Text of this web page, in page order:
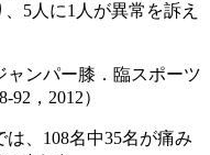
5人に1人が異常を訴え
ャンパー膝．臨スポーツ
，2012）
、108名中35名が痛み